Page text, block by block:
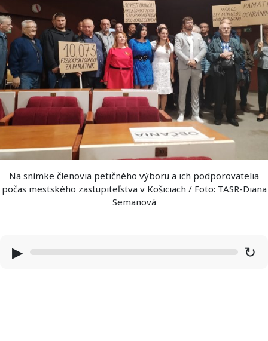
Na snímke členovia petičného výboru a ich podporovatelia
počas mestského zastupiteľstva v Košiciach / Foto: TASR-Diana
Semanová
▶ ↻